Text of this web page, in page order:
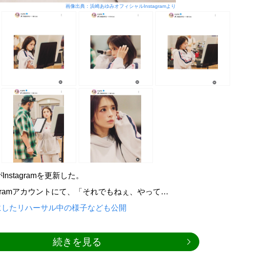
画像出典：浜崎あゆみオフィシャルInstagramより
Instagramを更新した。
アカウントにて、「それでもねぇ、やって…
したリハーサル中の様子なども公開
続きを見る